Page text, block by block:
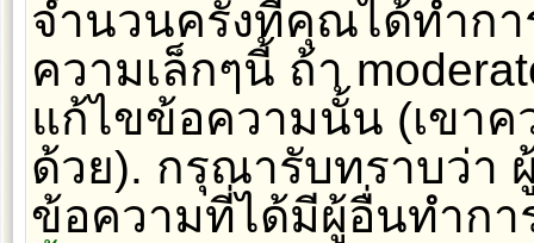
จำนวนครั้งที่คุณได้ทำก
ความเล็กๆนี้ ถ้า
แก้ไขข้อความนั้น (เขาค
ด้วย). กรุณารับทราบว่า
ข้อความที่ได้มีผู้อื่นทำกา